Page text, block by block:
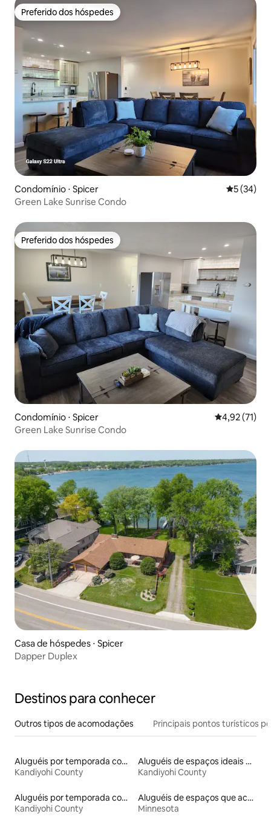
Preferido dos hóspedes
Preferido dos hóspedes
Condomínio ⋅ Spicer 5 de uma
5 (34)
Green Lake Sunrise Condo
Preferido dos hóspedes
Preferido dos hóspedes
Condomínio ⋅ Spicer 4,92 de uma
4,92 (71)
Green Lake Sunrise Condo
Casa de hóspedes ⋅ Spicer
Dapper Duplex
Destinos para conhecer
Outros tipos de acomodações Principais pontos turísticos
Aluguéis por temporada com acesso ao lago
Kandiyohi County
Aluguéis de espaços ideais para famílias
Kandiyohi County
Aluguéis por temporada com caiaque
Kandiyohi County
Aluguéis de espaços que aceitam animais de estimação
Minnesota